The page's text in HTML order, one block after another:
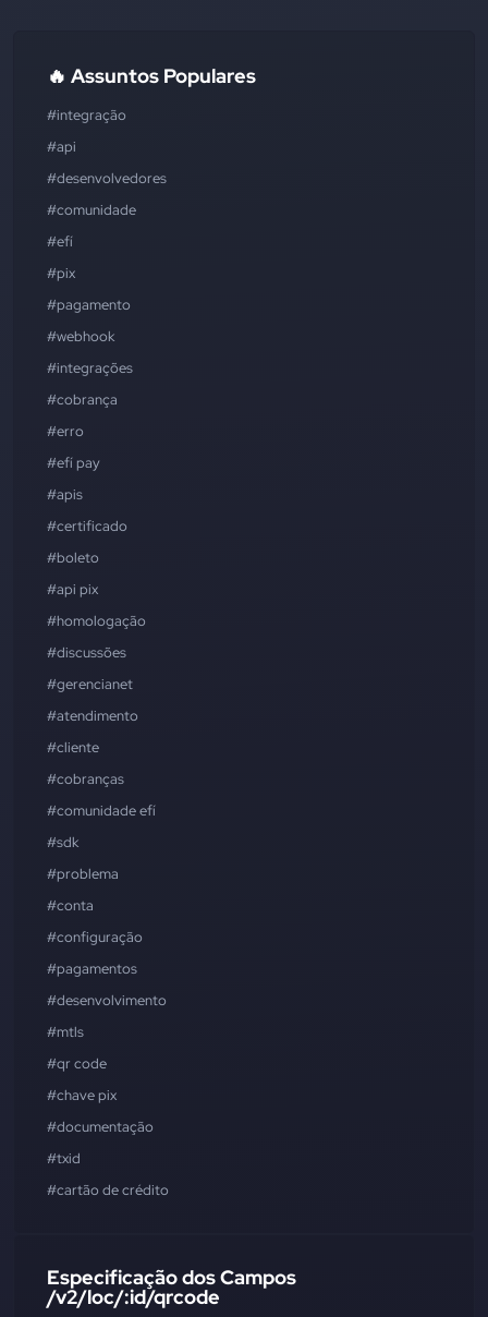
🔥 Assuntos Populares
#integração
#api
#desenvolvedores
#comunidade
#efí
#pix
#pagamento
#webhook
#integrações
#cobrança
#erro
#efí pay
#apis
#certificado
#boleto
#api pix
#homologação
#discussões
#gerencianet
#atendimento
#cliente
#cobranças
#comunidade efí
#sdk
#problema
#conta
#configuração
#pagamentos
#desenvolvimento
#mtls
#qr code
#chave pix
#documentação
#txid
#cartão de crédito
Especificação dos Campos
/v2/loc/:id/qrcode